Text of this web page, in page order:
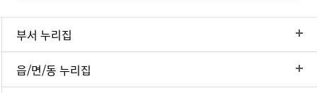
부서 누리집
읍/면/동 누리집